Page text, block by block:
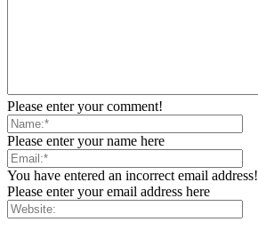
Please enter your comment!
Please enter your name here
You have entered an incorrect email address!
Please enter your email address here